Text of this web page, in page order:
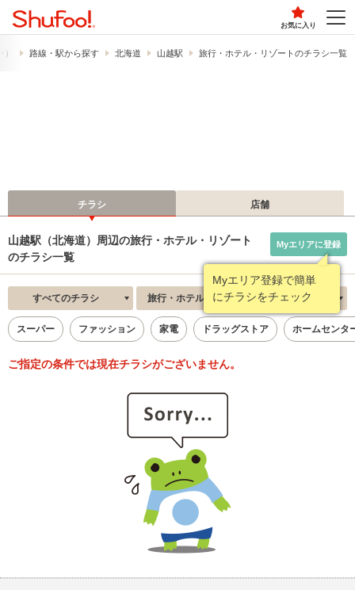
お気に入り
路線・駅から探す 北海道 山越駅 旅行・ホテル・リゾートのチラシ一覧
チラシ 店舗
山越駅（北海道）周辺の旅行・ホテル・リゾート
のチラシ一覧
Myエリア登録で簡単
にチラシをチェック
Myエリアに登録
すべてのチラシ 旅行・ホテル・リゾート 新着順
スーパー ファッション 家電 ドラッグストア ホームセンタ
ご指定の条件では現在チラシがございません。